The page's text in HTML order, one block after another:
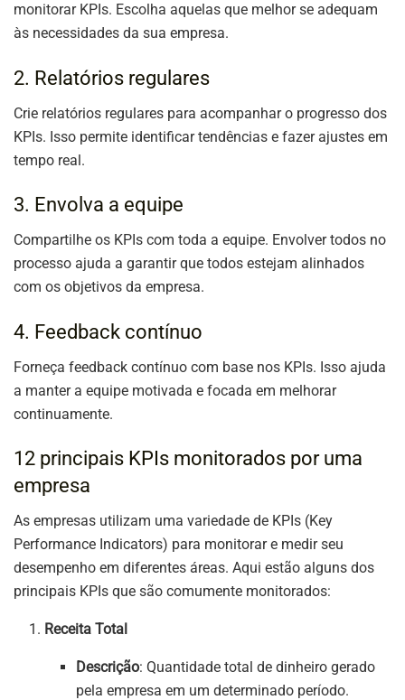
monitorar KPIs. Escolha aquelas que melhor se adequam
às necessidades da sua empresa.
2. Relatórios regulares
Crie relatórios regulares para acompanhar o progresso dos
KPIs. Isso permite identificar tendências e fazer ajustes em
tempo real.
3. Envolva a equipe
Compartilhe os KPIs com toda a equipe. Envolver todos no
processo ajuda a garantir que todos estejam alinhados
com os objetivos da empresa.
4. Feedback contínuo
Forneça feedback contínuo com base nos KPIs. Isso ajuda
a manter a equipe motivada e focada em melhorar
continuamente.
12 principais KPIs monitorados por uma
empresa
As empresas utilizam uma variedade de KPIs (Key
Performance Indicators) para monitorar e medir seu
desempenho em diferentes áreas. Aqui estão alguns dos
principais KPIs que são comumente monitorados:
Receita Total
Descrição: Quantidade total de dinheiro gerado
pela empresa em um determinado período.